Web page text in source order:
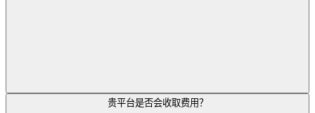
贵平台是否会收取费用？